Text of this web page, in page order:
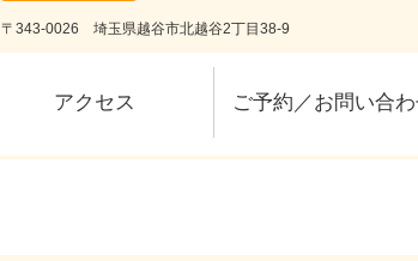
〒343-0026 埼玉県越谷市北越谷2丁目38-9
アクセス ご予約／お問い合